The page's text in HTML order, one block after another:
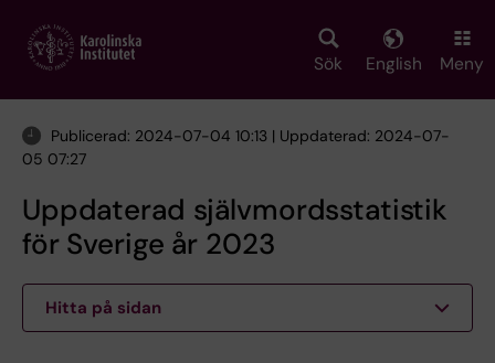
main
Sök English Meny
Publicerad: 2024-07-04 10:13 | Uppdaterad: 2024-07-
05 07:27
Uppdaterad självmordsstatistik
för Sverige år 2023
Hitta på sidan